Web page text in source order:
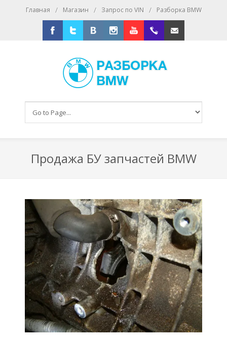
Главная / Магазин / Запрос по VIN / Разборка BMW
Продажа БУ запчастей BMW